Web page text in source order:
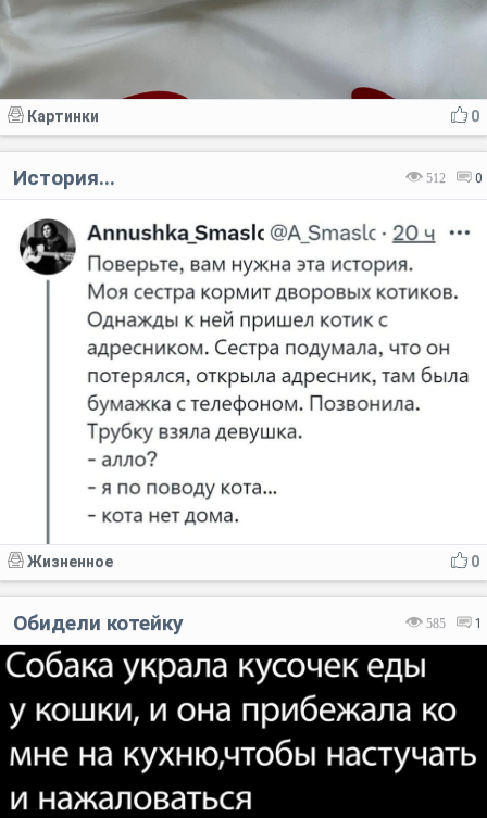
0
Картинки
512 0
История...
0
Жизненное
585 1
Обидели котейку